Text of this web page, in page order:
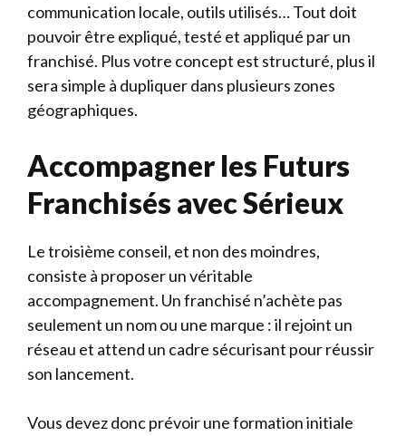
communication locale, outils utilisés… Tout doit
pouvoir être expliqué, testé et appliqué par un
franchisé. Plus votre concept est structuré, plus il
sera simple à dupliquer dans plusieurs zones
géographiques.
Accompagner les Futurs
Franchisés avec Sérieux
Le troisième conseil, et non des moindres,
consiste à proposer un véritable
accompagnement. Un franchisé n’achète pas
seulement un nom ou une marque : il rejoint un
réseau et attend un cadre sécurisant pour réussir
son lancement.
Vous devez donc prévoir une formation initiale